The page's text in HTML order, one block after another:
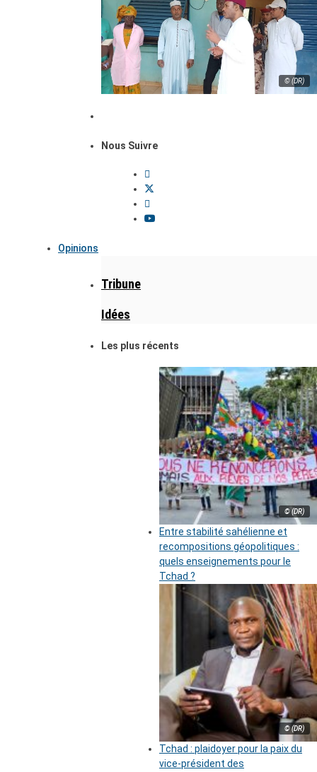
© (DR)
Nous Suivre
Opinions
Tribune
Idées
Les plus récents
© (DR)
Entre stabilité sahélienne et
recompositions géopolitiques :
quels enseignements pour le
Tchad ?
© (DR)
Tchad : plaidoyer pour la paix du
vice-président des